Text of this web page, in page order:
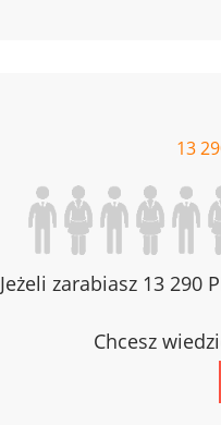
13
Jeżeli zarabiasz 13 290
Chcesz